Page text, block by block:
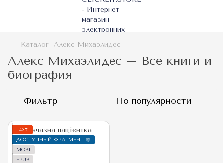
Каталог Алекс Михаэлидес
Алекс Михаэлидес – Все книги и
биография
Фильтр По популярности
−43%
ДОСТУПНЫЙ ФРАГМЕНТ 📖
MOBI
EPUB